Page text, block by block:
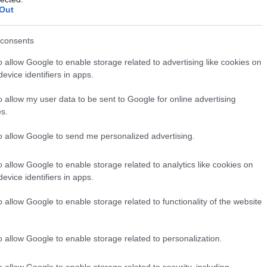
allow Google to enable storage related to advertising like cookies on
identifiers in apps.
allow my user data to be sent to Google for online advertising
allow Google to send me personalized advertising.
allow Google to enable storage related to analytics like cookies on
identifiers in apps.
allow Google to enable storage related to functionality of the website
allow Google to enable storage related to personalization.
viņus fenderē?”
veikalos zog
Numerologi izceļ
datumus, kuru
mērogā pagaidām gan esam pārliecinoši
esošajam elektrovilciena sastāvam